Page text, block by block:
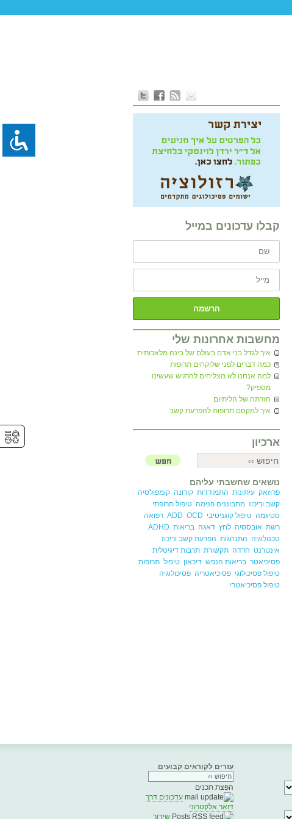
קבלו עדכונים במייל
מחשבות אחרונות שלי
איך לגדל בני אדם בעולם של בינה מלאכותית
כמה דברים לפני שלוקחים תרופות
למה אנחנו לא מצליחים להרגיש שעשינו
מספיק?
חזרתה של הליתיום
איך למקסם תרופות להפרעת קשב
ארכיון
נושאים שחשבתי עליהם
פרוזאק עיתונות התמודדות קורונה קומפולסיה
קשב וריכוז מתבוננים פנימה טיפול תרופתי
סטיגמה טיפול קוגניטיבי OCD
ADD רפואה
רשת אובססיה לחץ דאגה בריאות ADHD
טכנולוגיה התנהגות הפרעת קשב וריכוז
אינטרנט חרדה תקשורת תרבות דיגיטלית
פסיכיאטר בריאות הנפש דיכאון טיפול תרופות
טיפול פסיכולוגי פסיכיאטריה פסיכולוגיה
טיפול פסיכיאטרי
עזרים לקוראים קבועים
הפצת תכנים
עדכונים דרך
דואר אלקטרוני
שידור
⚥︎
⚥︎